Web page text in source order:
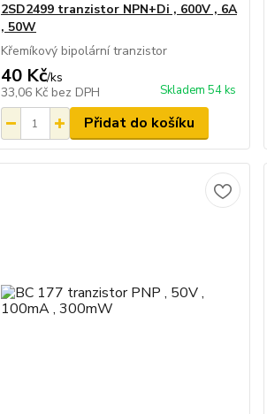
2SD2499 tranzistor NPN+Di , 600V , 6A
, 50W
Křemíkový bipolární tranzistor
40 Kč/ks
33,06 Kč bez DPH Skladem 54 ks
Přidat do košíku